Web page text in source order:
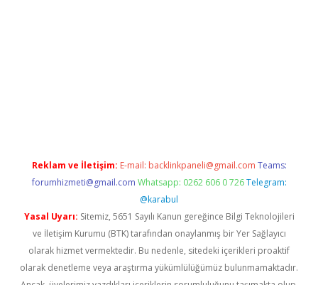
Reklam ve İletişim: E-mail: backlinkpaneli@gmail.com Teams:
forumhizmeti@gmail.com Whatsapp: 0262 606 0 726 Telegram:
@karabul
Yasal Uyarı: Sitemiz, 5651 Sayılı Kanun gereğince Bilgi Teknolojileri
ve İletişim Kurumu (BTK) tarafından onaylanmış bir Yer Sağlayıcı
olarak hizmet vermektedir. Bu nedenle, sitedeki içerikleri proaktif
olarak denetleme veya araştırma yükümlülüğümüz bulunmamaktadır.